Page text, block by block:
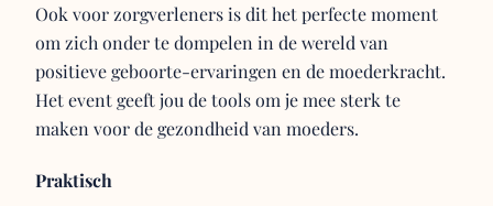
Ook voor zorgverleners is dit het perfecte moment
om zich onder te dompelen in de wereld van
positieve geboorte-ervaringen en de moederkracht.
Het event geeft jou de tools om je mee sterk te
maken voor de gezondheid van moeders.
Praktisch